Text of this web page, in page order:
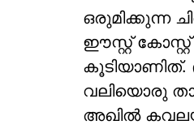
ഒരുമിക്കുന്ന
ഈസ്റ്റ് കോസ്റ്റ്
കൂടിയാണിത്.
വലിയൊരു
അഖിൽ